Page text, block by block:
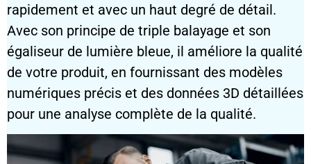
rapidement et avec un haut degré de détail.
Avec son principe de triple balayage et son
égaliseur de lumière bleue, il améliore la qualité
de votre produit, en fournissant des modèles
numériques précis et des données 3D détaillées
pour une analyse complète de la qualité.